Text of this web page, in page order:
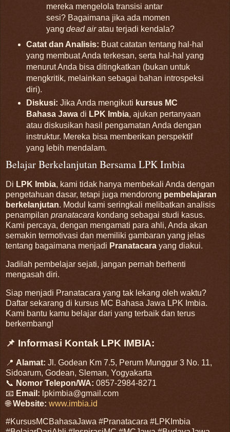
mereka mengelola transisi antar
sesi? Bagaimana jika ada momen
yangdead airatau terjadi kendala?
Catat dan Analisis: Buat catatan tentang hal-hal
yang membuat Anda terkesan, serta hal-hal yang
menurut Anda bisa ditingkatkan (bukan untuk
mengkritik, melainkan sebagai bahan introspeksi
diri).
Diskusi: Jika Anda mengikuti kursus MC
Bahasa Jawadi LPK Imbia, ajukan pertanyaan
atau diskusikan hasil pengamatan Anda dengan
instruktur. Mereka bisa memberikan perspektif
yang lebih mendalam.
Belajar Berkelanjutan Bersama LPK Imbia
Di LPK Imbia, kami tidak hanya membekali Anda dengan
pengetahuan dasar, tetapi juga mendorong pembelajaran
berkelanjutan. Modul kami seringkali melibatkan analisis
penampilan pranatacara kondang sebagai studi kasus.
Kami percaya, dengan mengamati para ahli, Anda akan
semakin termotivasi dan memiliki gambaran yang jelas
tentang bagaimana menjadi Pranatacara yang diakui.
Jadilah pembelajar sejati, jangan pernah berhenti
mengasah diri.
Siap menjadi Pranatacara yang tak lekang oleh waktu?
Daftar sekarang di kursus MC Bahasa Jawa LPK Imbia.
Kami bantu kamu belajar dari yang terbaik dan terus
berkembang!
📌 Informasi Kontak LPK IMBIA:
📍 Alamat: Jl. Godean Km 7.5, Perum Munggur 3 No. 11,
Sidoarum, Godean, Sleman, Yogyakarta
📞 Nomor Telepon/WA: 0857-2984-8271
📧 Email: lpkimbia@gmail.com
🌐Website: www.imbia.id
#KursusMCBahasaJawa #Pranatacara #LPKImbia